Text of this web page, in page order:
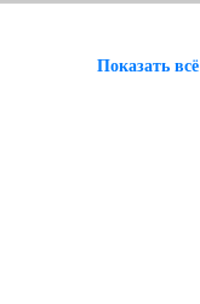
Показать всё